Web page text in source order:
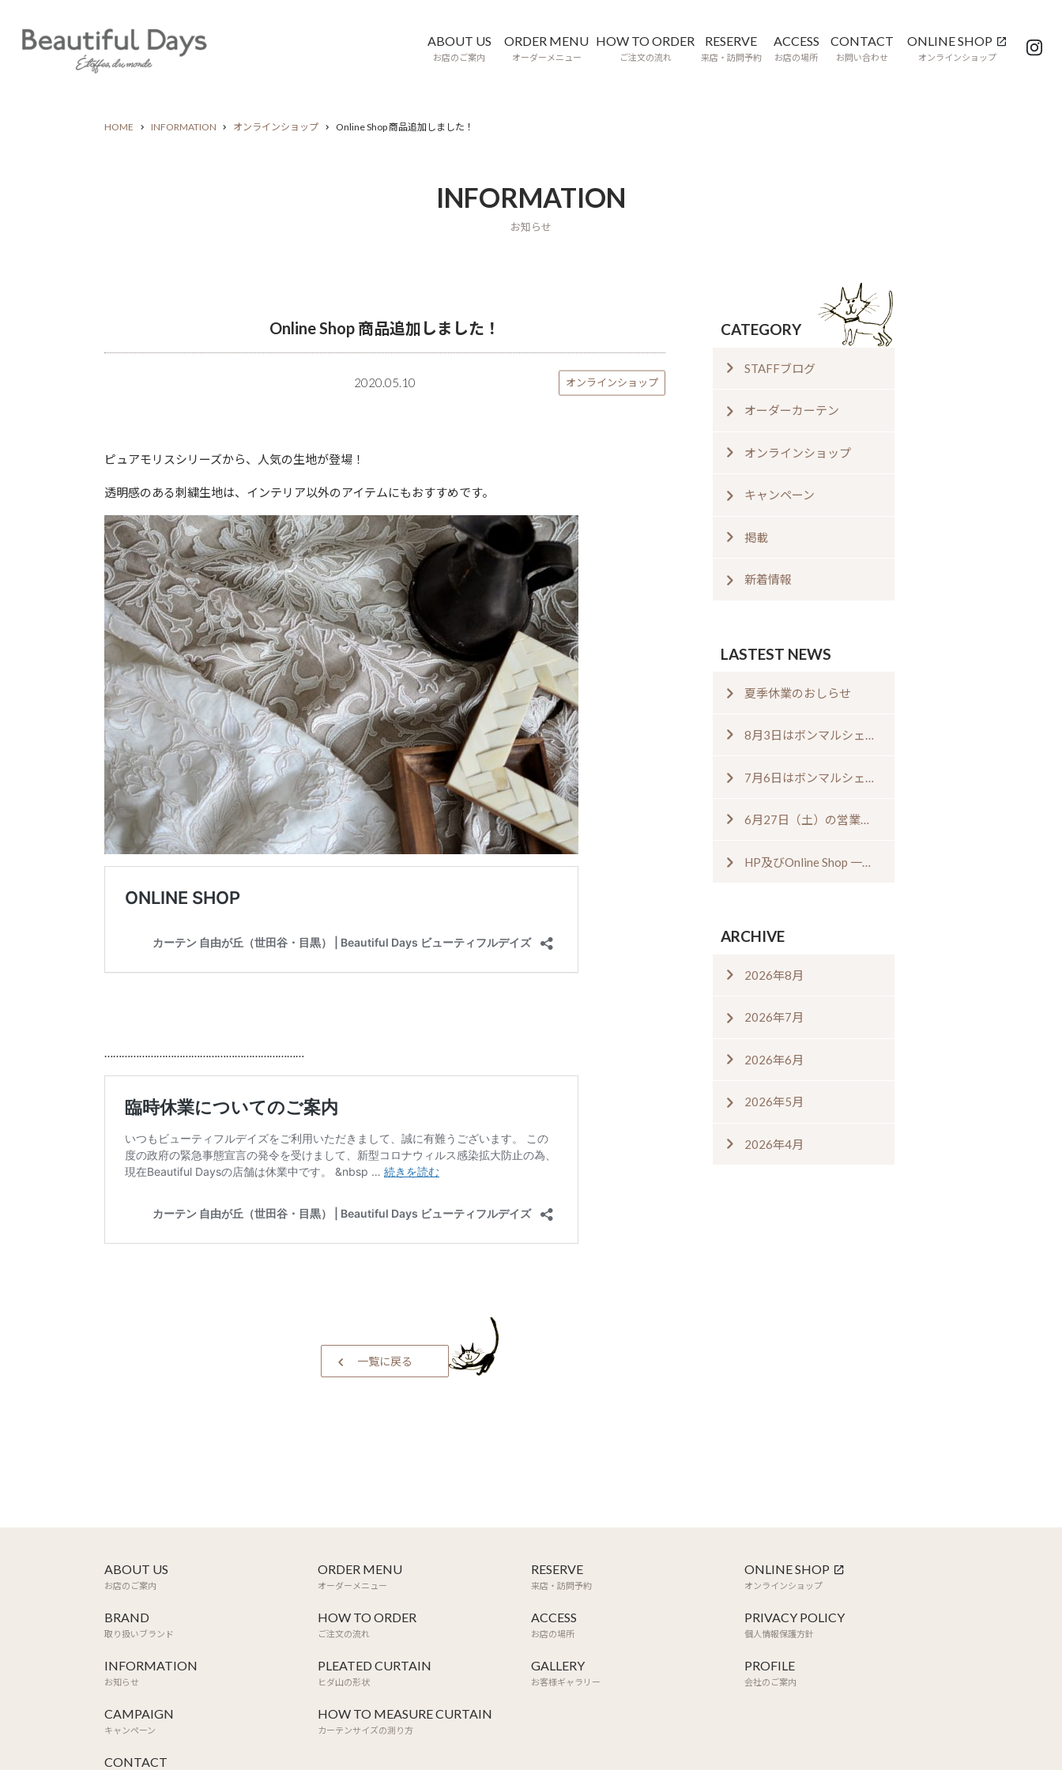
ABOUT US
お店のご案内
ORDER MENU
オーダーメニュー
HOW TO ORDER
ご注文の流れ
RESERVE
来店・訪問予約
ACCESS
お店の場所
CONTACT
お問い合わせ
ONLINE SHOP
オンラインショップ
HOME INFORMATION オンラインショップ Online Shop 商品追加しました！
INFORMATION
お知らせ
Online Shop 商品追加しました！
2020.05.10 オンラインショップ
ピュアモリスシリーズから、人気の生地が登場！
透明感のある刺繍生地は、インテリア以外のアイテムにもおすすめです。
……………………………………………………………
一覧に戻る
CATEGORY
STAFFブログ
オーダーカーテン
オンラインショップ
キャンペーン
掲載
新着情報
LASTEST NEWS
夏季休業のおしらせ⁠
8月3日はボンマルシェの日⁠！⁠ ⁠
7月6日はボンマルシェの日⁠！⁠
6月27日（土）の営業について
HP及びOnline Shop 一時閉鎖のお知らせ
ARCHIVE
2026年8月
2026年7月
2026年6月
2026年5月
2026年4月
ABOUT US
お店のご案内
BRAND
取り扱いブランド
INFORMATION
お知らせ
CAMPAIGN
キャンペーン
CONTACT
ORDER MENU
オーダーメニュー
HOW TO ORDER
ご注文の流れ
PLEATED CURTAIN
ヒダ山の形状
HOW TO MEASURE CURTAIN
カーテンサイズの測り方
RESERVE
来店・訪問予約
ACCESS
お店の場所
GALLERY
お客様ギャラリー
ONLINE SHOP
オンラインショップ
PRIVACY POLICY
個人情報保護方針
PROFILE
会社のご案内